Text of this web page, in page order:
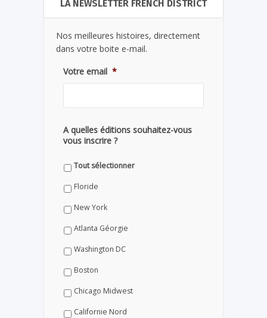
LA NEWSLETTER FRENCH DISTRICT
Nos meilleures histoires, directement
dans votre boite e-mail.
Votre email *
A quelles éditions souhaitez-vous
vous inscrire ?
Tout sélectionner
Floride
New York
Atlanta Géorgie
Washington DC
Boston
Chicago Midwest
Californie Nord